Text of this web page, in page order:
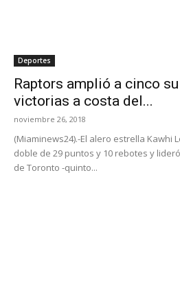
Deportes
Raptors amplió a cinco
victorias a costa del...
noviembre 26, 2018
(Miaminews24).-El alero estrella Kawhi
doble de 29 puntos y 10 rebotes y
de Toronto -quinto...